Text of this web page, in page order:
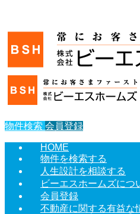
物件検索 会員登録
HOME
物件を検索する
人生設計を相談する
ビーエスホームズにつ
会員登録
不動産に関する有益な